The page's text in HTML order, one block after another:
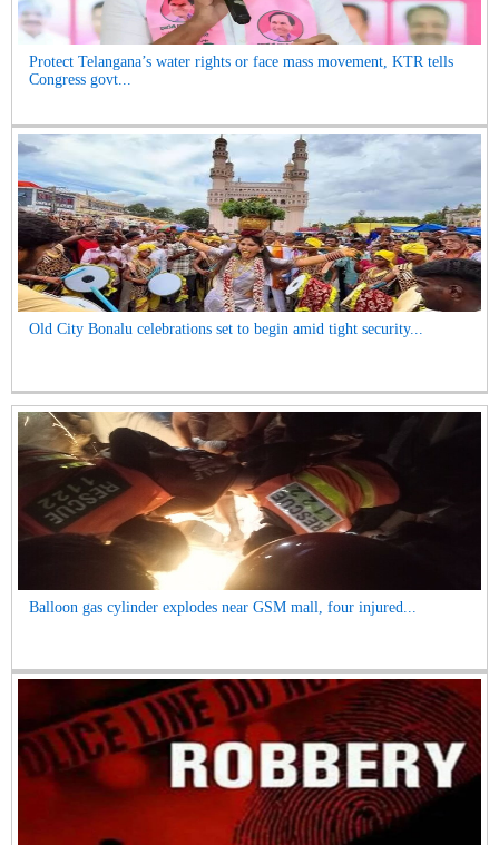
Protect Telangana’s water rights or face mass movement, KTR tells
Congress govt...
Old City Bonalu celebrations set to begin amid tight security...
Balloon gas cylinder explodes near GSM mall, four injured...